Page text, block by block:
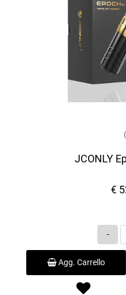
(
JCONLY
€
Agg. Carrello